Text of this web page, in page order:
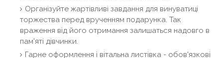
Організуйте жартівливі завдання для винуватиці
торжества перед врученням подарунка. Так
враження від його отримання залишаться надовго в
пам'яті дівчинки.
Гарне оформлення і вітальна листівка - обов'язкові